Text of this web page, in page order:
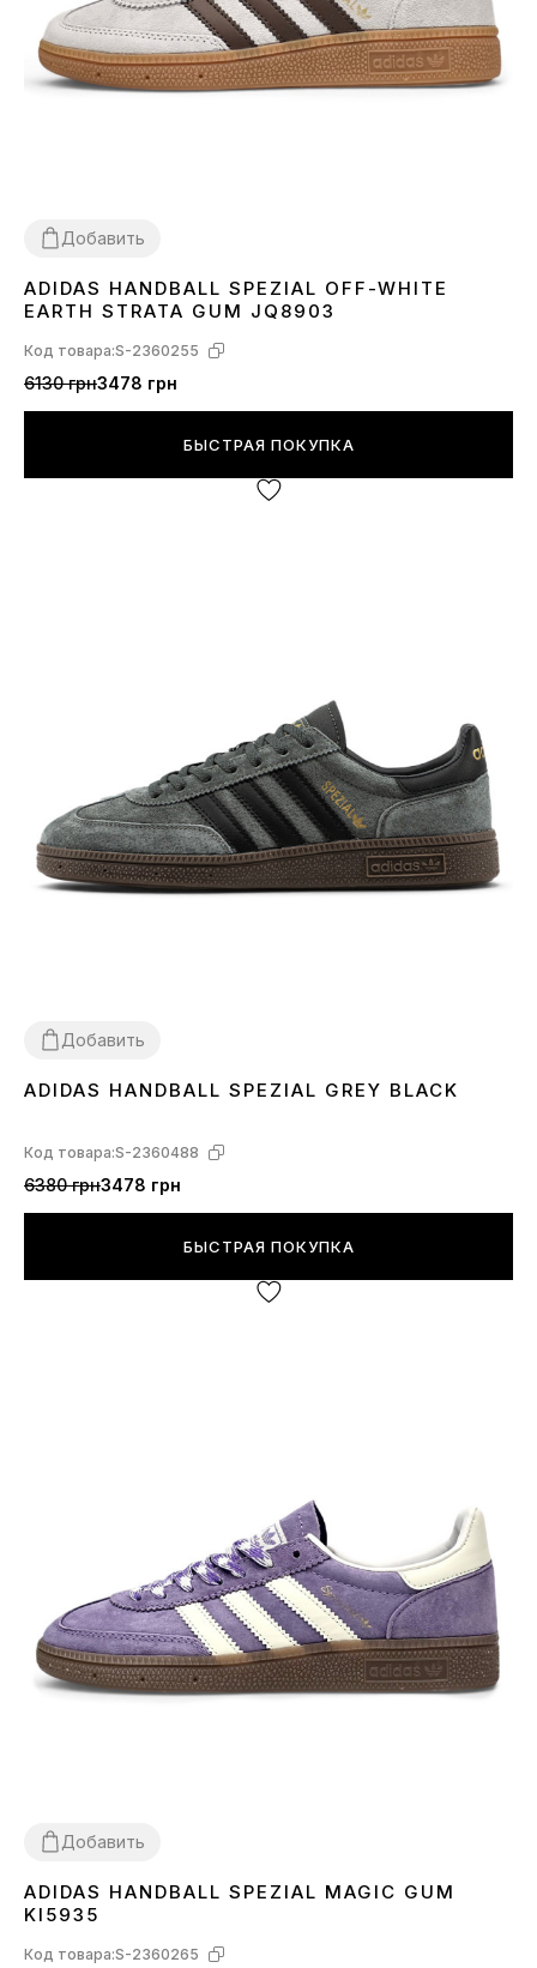
Добавить
36 3841
ADIDAS HANDBALL SPEZIAL OFF-WHITE
EARTH STRATA GUM JQ8903
Код товара:S-2360255
6130 грн3478 грн
БЫСТРАЯ ПОКУПКА
Добавить
36 3843 44
ADIDAS HANDBALL SPEZIAL GREY BLACK
Код товара:S-2360488
6380 грн3478 грн
БЫСТРАЯ ПОКУПКА
Добавить
36 3738 3940
ADIDAS HANDBALL SPEZIAL MAGIC GUM
KI5935
Код товара:S-2360265